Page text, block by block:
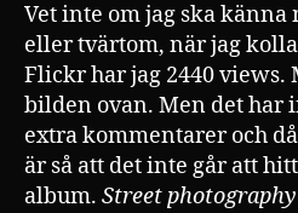
Vet inte om jag ska
eller tvärtom, när jag
Flickr har jag 2440 views.
bilden ovan. Men det har
extra kommentarer och
är så att det inte går att
album. Street